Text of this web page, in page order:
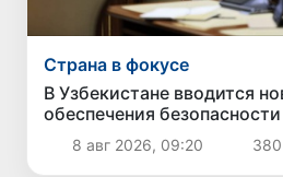
Страна в фокусе
В Узбекистане вводится
обеспечения
8 авг 2026, 09:20 380